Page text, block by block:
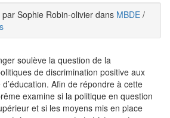
Sophie Robin-olivier dans MBDE /
soulève la question de la
de discrimination positive aux
Afin de répondre à cette
examine si la politique en question
et si les moyens mis en place